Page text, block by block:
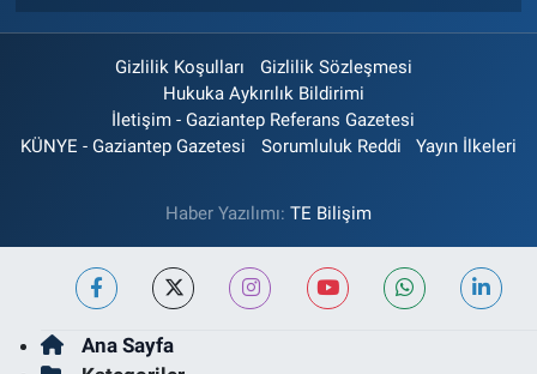
Gizlilik Koşulları
Gizlilik Sözleşmesi
Hukuka Aykırılık Bildirimi
İletişim - Gaziantep Referans Gazetesi
KÜNYE - Gaziantep Gazetesi
Sorumluluk Reddi Yayın İlkeleri
Haber Yazılımı: TE Bilişim
Ana Sayfa